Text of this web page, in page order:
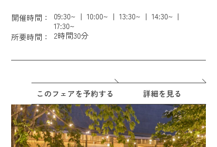
開催時間： 09:30~ 10:00~ 13:30~
14:30~
17:30~
所要時間：
2時間30分
このフェアを予約する 詳細を見る